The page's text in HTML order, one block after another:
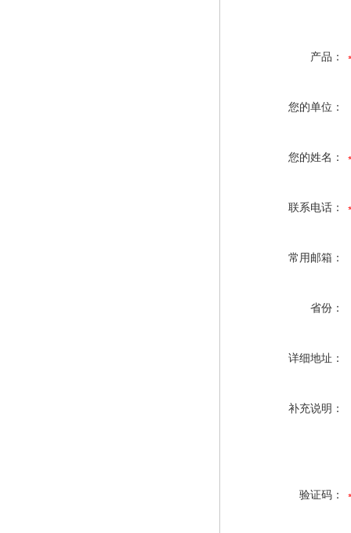
产品：
您的单位：
您的姓名：
联系电话：
常用邮箱：
省份：
详细地址：
补充说明：
验证码：